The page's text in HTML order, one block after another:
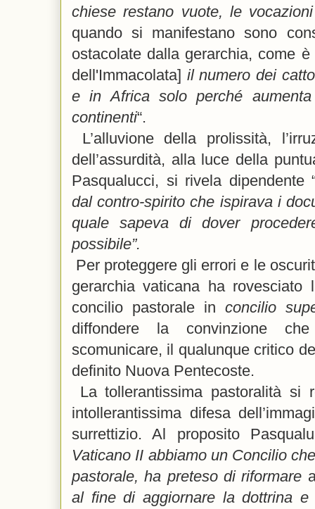
chiese restano vuote, le
quando si manifestano sono
ostacolate dalla gerarchia, come
dell'Immacolata] il numero dei
e in Africa solo perché
continenti“.
L’alluvione della prolissità,
dell’assurdità, alla luce della
Pasqualucci, si rivela dipendente
dal contro-spirito che ispirava i
quale sapeva di dover
possibile”.
Per proteggere gli errori e le
gerarchia vaticana ha rovesciato
concilio pastorale inconcilio
diffondere la convinzione
scomunicare, il qualunque critico
definito Nuova Pentecoste.
La tollerantissima pastoralità si
intollerantissima difesa
surrettizio. Al proposito
Vaticano II abbiamo un Concilio
pastorale, ha preteso di riformare
al fine di aggiornare la dottrina e